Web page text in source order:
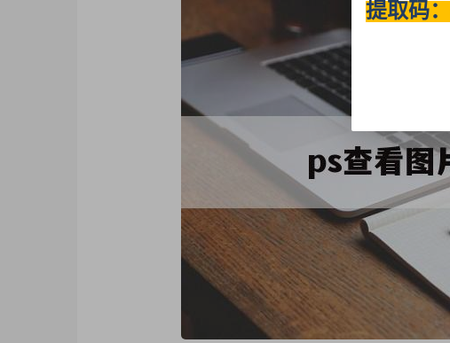
提取码